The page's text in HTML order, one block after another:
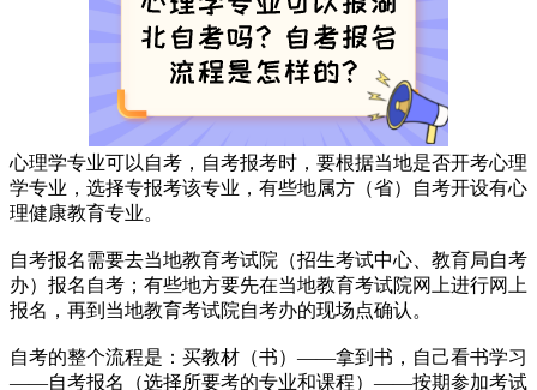
心理学专业可以自考，自考报考时，要根据当地是否开考心理
学专业，选择专报考该专业，有些地属方（省）自考开设有心
理健康教育专业。
自考报名需要去当地教育考试院（招生考试中心、教育局自考
办）报名自考；有些地方要先在当地教育考试院网上进行网上
报名，再到当地教育考试院自考办的现场点确认。
自考的整个流程是：买教材（书）——拿到书，自己看书学习
——自考报名（选择所要考的专业和课程）——按期参加考试